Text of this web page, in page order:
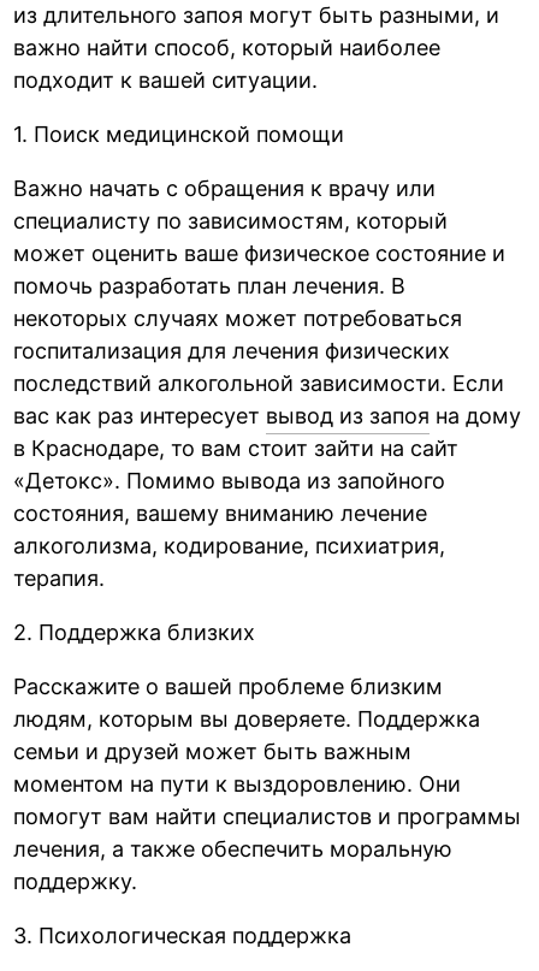
из длительного запоя могут быть разными, и
важно найти способ, который наиболее
подходит к вашей ситуации.
1. Поиск медицинской помощи
Важно начать с обращения к врачу или
специалисту по зависимостям, который
может оценить ваше физическое состояние и
помочь разработать план лечения. В
некоторых случаях может потребоваться
госпитализация для лечения физических
последствий алкогольной зависимости. Если
вас как раз интересует вывод из запоя на дому
в Краснодаре, то вам стоит зайти на сайт
«Детокс». Помимо вывода из запойного
состояния, вашему вниманию лечение
алкоголизма, кодирование, психиатрия,
терапия.
2. Поддержка близких
Расскажите о вашей проблеме близким
людям, которым вы доверяете. Поддержка
семьи и друзей может быть важным
моментом на пути к выздоровлению. Они
помогут вам найти специалистов и программы
лечения, а также обеспечить моральную
поддержку.
3. Психологическая поддержка